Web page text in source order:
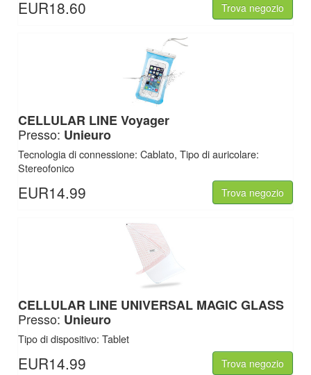
EUR18.60 Trova negozio
CELLULAR LINEVoyager
Presso: Unieuro
Tecnologia di connessione: Cablato, Tipo di auricolare:
Stereofonico
EUR14.99 Trova negozio
CELLULAR LINE UNIVERSAL MAGIC GLASS
Presso: Unieuro
Tipo di dispositivo: Tablet
EUR14.99 Trova negozio